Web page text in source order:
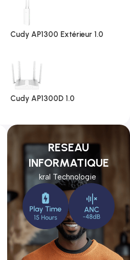
RESEAU
INFORMATIQUE
kral Technologie
Cudy AP1300 Extérieur 1.0
Cudy AP1300D 1.0